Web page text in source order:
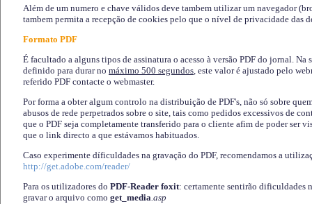
Além de um numero e chave válidos deve tambem utilizar um navegador
tambem permita a recepção de cookies pelo que o nível de privacidade das
Formato PDF
É facultado a alguns tipos de assinatura o acesso à versão PDF do jornal. Na
definido para durar no máximo 500 segundos, este valor é ajustado pelo
referido PDF contacte o webmaster.
Por forma a obter algum controlo na distribuição de PDF's, não só sobre
abusos de rede perpetrados sobre o site, tais como pedidos excessivos de
que o PDF seja completamente transferido para o cliente afim de poder ser
que o link directo a que estávamos habituados.
Caso experimente díficuldades na gravação do PDF, recomendamos a
http://get.adobe.com/reader/
Para os utilizadores do PDF-Reader foxit: certamente sentirão dificuldades
gravar o arquivo como get_media.asp